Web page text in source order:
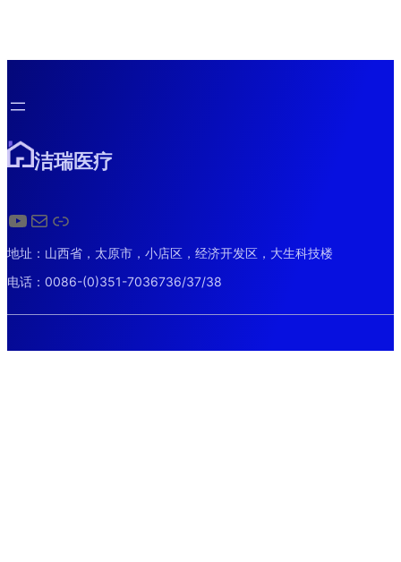
洁瑞医疗
YouTube
电子邮件 链接
地址：山西省，太原市，小店区，经济开发区，大生科技楼
电话：0086-(0)351-7036736/37/38